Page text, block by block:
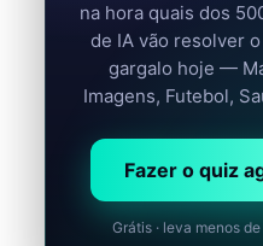
na hora quais dos
de IA vão resolver
gargalo hoje —
Imagens, Futebol,
Fazer o quiz
Grátis · leva menos